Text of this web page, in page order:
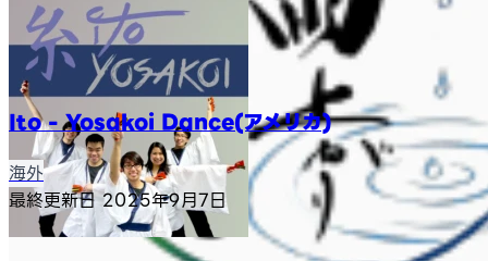
Ito - Yosakoi Dance(アメリカ)
海外
最終更新日2025年9月7日